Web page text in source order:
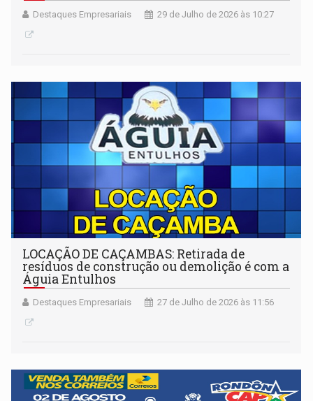
Destaques Empresariais 29 de Julho de 2026 às 10:27
LOCAÇÃO DE CAÇAMBAS: Retirada de
resíduos de construção ou demolição é com a
Águia Entulhos
Destaques Empresariais 27 de Julho de 2026 às 11:56